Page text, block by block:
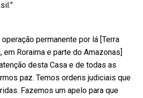
permanente por lá [Terra
em Roraima e parte do Amazonas]
desta Casa e de todas as
paz. Temos ordens judiciais que
Fazemos um apelo para que